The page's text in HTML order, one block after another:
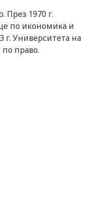
През 1970 г.
по икономика и
г. Университета на
право.